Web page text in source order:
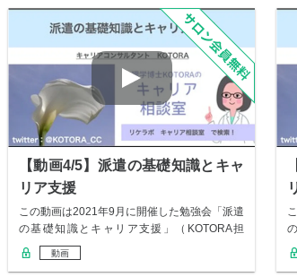
【動画4/5】派遣の基礎知識とキャ
リア支援
この動画は2021年9月に開催した勉強会「派遣
の基礎知識とキャリア支援」（KOTORA担
当…
動画